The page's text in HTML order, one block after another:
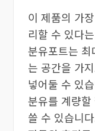
이 제품의 가
리할 수 있다
분유포트는
는 공간을 가
넣어둘 수 있
분유를 계량
쓸 수 있습니